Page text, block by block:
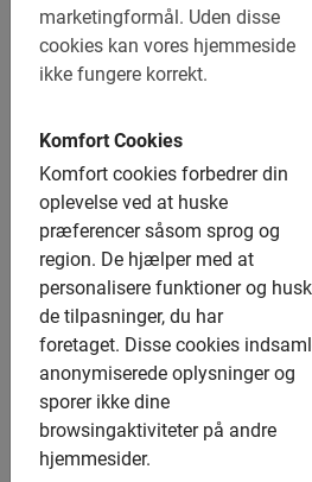
marketingformål. Uden disse
cookies kan vores hjemmeside
ikke fungere korrekt.
Komfort Cookies
Komfort cookies forbedrer din
oplevelse ved at huske
præferencer såsom sprog og
region. De hjælper med at
personalisere funktioner og
de tilpasninger, du har
foretaget. Disse cookies
anonymiserede oplysninger og
sporer ikke dine
browsingaktiviteter på andre
hjemmesider.
lære en by at
Vi tilbyder guidede ture til fods
lokal. Bookingprocessen er nem
by og en dato. Derefter udfylder
oplysninger og bekræfter din
hele! Hvis du har spørgsmål eller
ikke medat kontakte os!
Se vores guidede
Vandreture i Barcelona
Vandreture i München
Vandreture i Paris
Vandreture i Porto
Vandreture i San Sebastian